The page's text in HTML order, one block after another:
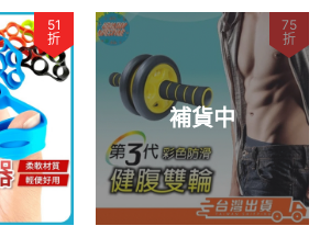
51
折
補貨中
75
折